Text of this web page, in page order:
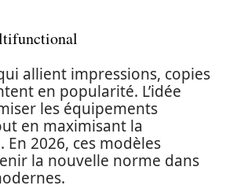
allient impressions, copies
en popularité. L’idée
les équipements
en maximisant la
2026, ces modèles
la nouvelle norme dans